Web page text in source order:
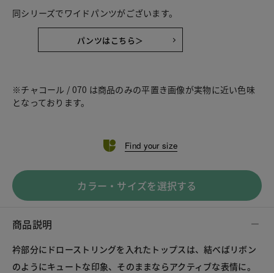
同シリーズでワイドパンツがございます。
パンツはこちら＞
※チャコール / 070 は商品のみの平置き画像が実物に近い色味
となっております。
Find your size
カラー・サイズを選択する
商品説明
衿部分にドローストリングを入れたトップスは、結べばリボン
のようにキュートな印象、そのままならアクティブな表情に。